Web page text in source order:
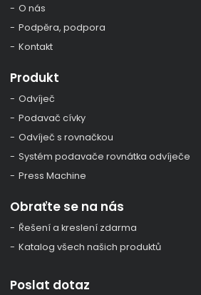
O nás
Podpěra, podpora
Kontakt
Produkt
Odvíječ
Podavač cívky
Odvíječ s rovnačkou
Systém podavače rovnátka odvíječe
Press Machine
Obraťte se na nás
Řešení a kreslení zdarma
Katalog všech našich produktů
Poslat dotaz